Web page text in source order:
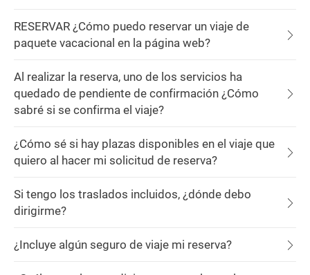
RESERVAR ¿Cómo puedo reservar un viaje de
paquete vacacional en la página web?
Al realizar la reserva, uno de los servicios ha
quedado de pendiente de confirmación ¿Cómo
sabré si se confirma el viaje?
¿Cómo sé si hay plazas disponibles en el viaje que
quiero al hacer mi solicitud de reserva?
Si tengo los traslados incluidos, ¿dónde debo
dirigirme?
¿Incluye algún seguro de viaje mi reserva?